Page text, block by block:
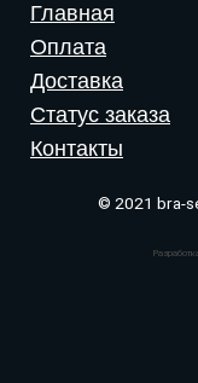
Главная
Оплата
Доставка
Статус заказа
Контакты
© 2021 bra-